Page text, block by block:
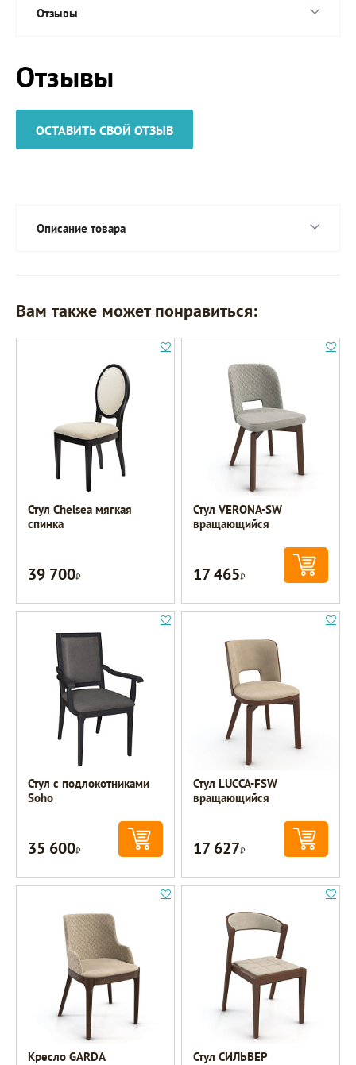
Отзывы
Отзывы
ОСТАВИТЬ СВОЙ ОТЗЫВ
Описание товара
Вам также может понравиться:
Стул Chelsea мягкая
спинка
39 700Р
Стул VERONA-SW
вращающийся
17 465Р
Стул с подлокотниками
Soho
35 600Р
Стул LUCCA-FSW
вращающийся
17 627Р
Кресло GARDA Стул СИЛЬВЕР